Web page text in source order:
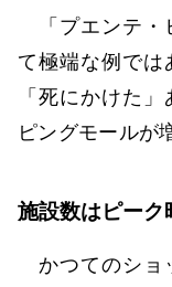
「プエンテ・
て極端な例では
「死にかけた
ピングモールが
施設数はピーク
かつてのショ